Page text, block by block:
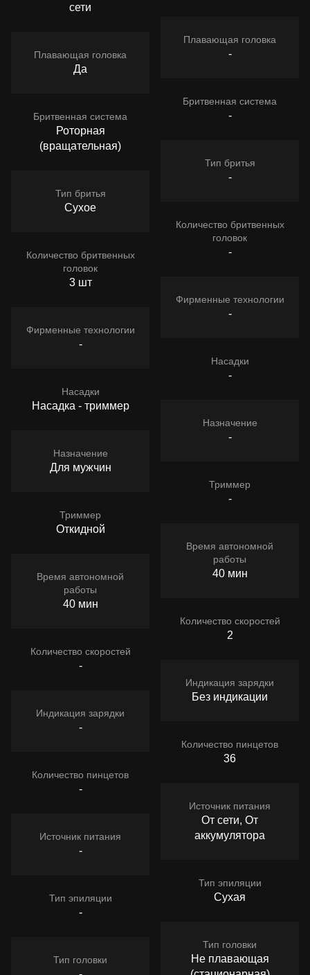
сети
Плавающая головка
Да
Бритвенная система
Роторная
(вращательная)
Тип бритья
Сухое
Количество бритвенных
головок
3 шт
Фирменные технологии
-
Насадки
Насадка - триммер
Назначение
Для мужчин
Триммер
Откидной
Время автономной
работы
40 мин
Количество скоростей
-
Индикация зарядки
-
Количество пинцетов
-
Источник питания
-
Тип эпиляции
-
Тип головки
Плавающая головка
-
Бритвенная система
-
Тип бритья
-
Количество бритвенных
головок
-
Фирменные технологии
-
Насадки
-
Назначение
-
Триммер
-
Время автономной
работы
40 мин
Количество скоростей
2
Индикация зарядки
Без индикации
Количество пинцетов
36
Источник питания
От сети, От
аккумулятора
Тип эпиляции
Сухая
Тип головки
Не плавающая